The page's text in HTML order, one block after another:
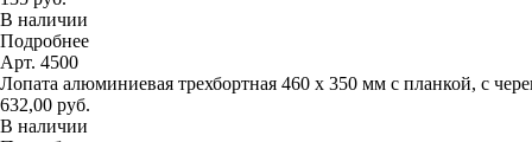
В наличии
Подробнее
Арт. 4500
Лопата алюминиевая трехбортная 460 х 350 мм с планкой, с
632,00 руб.
В наличии